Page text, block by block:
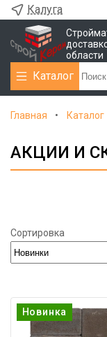
Калуга
области
Каталог
Главная Каталог
АКЦИИ И
Сортировка
Новинка